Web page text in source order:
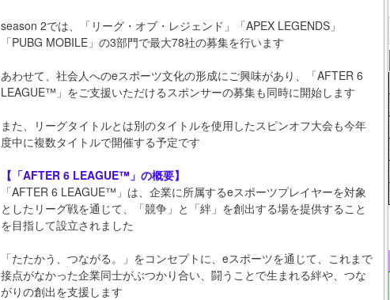
season 2では、「リーグ・オブ・レジェンド」「APEX LEGENDS」
「PUBG MOBILE」の3部門で最大78社の募集を行います
あわせて、社会人へのeスポーツ文化の形成にご興味があり、「AFTER 6
LEAGUE™」をご支援いただけるスポンサーの募集も同時に開始します
また、リーグタイトルとは別のタイトルを使用したスピンオフ大会も今年
度中に複数タイトルで開催する予定です
【「AFTER 6 LEAGUE™」の概要】
「AFTER 6 LEAGUE™」は、企業に所属するeスポーツプレイヤーを対象
としたリーグ戦を通じて、「競争」と「絆」を創出する場を提供すること
を目指して設立されました
「たたかう、つながる。」をコンセプトに、eスポーツを通じて、これまで
接点がなかった企業同士がぶつかり合い、闘うことで生まれる絆や、つな
がりの創出を支援します